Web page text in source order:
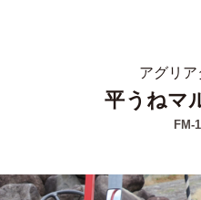
アグリ
平うねマ
FM-